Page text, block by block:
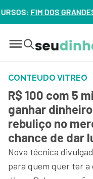
GRANDES
CONTEUDO VITREO
R$ 100 com 5
ganhar
rebuliço no
chance de dar
Nova técnica
para quem quer ter